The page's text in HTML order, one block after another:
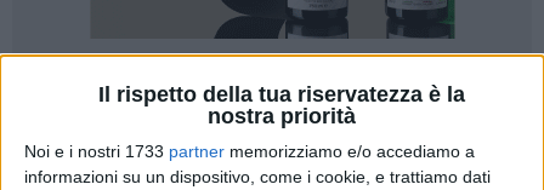
Il rispetto della tua riservatezza è la
nostra priorità
Noi e i nostri 1733 partner memorizziamo e/o accediamo a
informazioni su un dispositivo, come i cookie, e trattiamo dati